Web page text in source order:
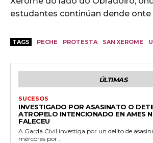
estudantes continúan dende onte
TAGS PECHE PROTESTA SAN XEROME
ÚLTIMAS
SUCESOS
INVESTIGADO POR ASASINATO O
ATROPELO INTENCIONADO EN AMES
FALECEU
A Garda Civil investiga por un delito de
mércores por...